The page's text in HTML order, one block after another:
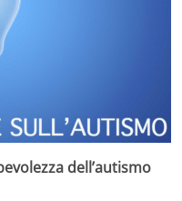
dell’autismo